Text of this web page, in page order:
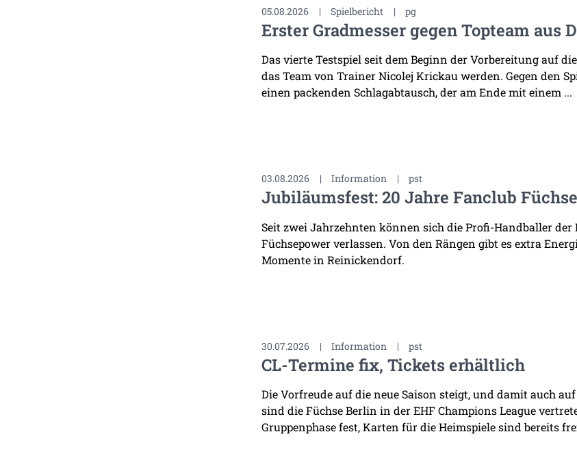
05.08.2026 | Spielbericht | pg
Erster Gradmesser gegen Topteam aus
Das vierte Testspiel seit dem Beginn der Vorbereitung auf
das Team von Trainer Nicolej Krickau werden. Gegen den
einen packenden Schlagabtausch, der am Ende mit einem ...
03.08.2026 | Information | pst
Jubiläumsfest: 20 Jahre Fanclub
Seit zwei Jahrzehnten können sich die Profi-Handballer
Füchsepower verlassen. Von den Rängen gibt es extra
Momente in Reinickendorf.
30.07.2026 | Information | pst
CL-Termine fix, Tickets erhältlich
Die Vorfreude auf die neue Saison steigt, und damit auch
sind die Füchse Berlin in der EHF Champions League
Gruppenphase fest, Karten für die Heimspiele sind bereits